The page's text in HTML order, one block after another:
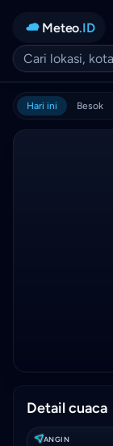
Meteo.ID
Hari ini Besok
Detail cuaca
ANGIN